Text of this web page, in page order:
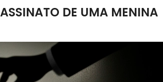
DE UMA MENINA